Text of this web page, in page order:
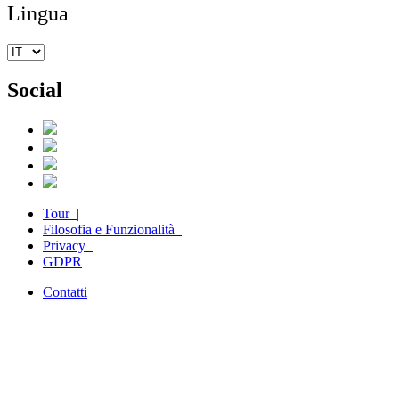
Lingua
Social
Tour |
Filosofia e Funzionalità |
Privacy |
GDPR
Contatti